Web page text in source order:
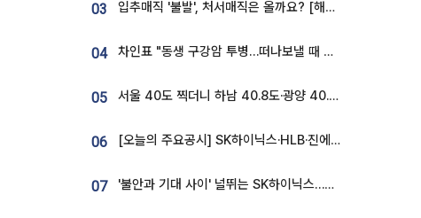
03 입추매직 '불발', 처서매직은 올까요? [해시태그]
04 차인표 "동생 구강암 투병…떠나보낼 때 가장 힘들었다”
05 서울 40도 찍더니 하남 40.8도·광양 40.2도…전국 '펄펄'
06 [오늘의 주요공시] SK하이닉스·HLB·진에어·포스코홀딩스·네이버·대우건설 등
07 '불안과 기대 사이' 널뛰는 SK하이닉스…증권가 "HBM4·LTA 기반 펀터멘털 견고"